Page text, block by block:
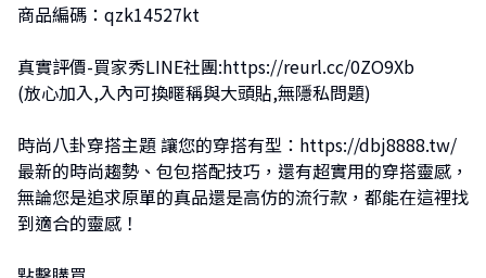
商品編碼：qzk14527kt
真實評價-買家秀LINE社團:https://reurl.cc/0ZO9Xb
(放心加入,入內可換暱稱與大頭貼,無隱私問題)
時尚八卦穿搭主題 讓您的穿搭有型： https://dbj8888.tw/
最新的時尚趨勢、包包搭配技巧，還有超實用的穿搭靈感，
無論您是追求原單的真品還是高仿的流行款，都能在這裡找
到適合的靈感！